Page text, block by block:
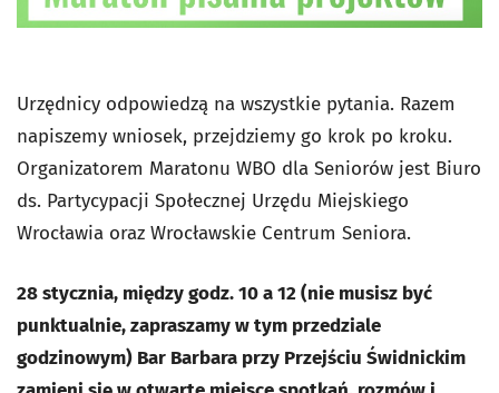
Urzędnicy odpowiedzą na wszystkie pytania. Razem
napiszemy wniosek, przejdziemy go krok po kroku.
Organizatorem Maratonu WBO dla Seniorów jest Biuro
ds. Partycypacji Społecznej Urzędu Miejskiego
Wrocławia oraz Wrocławskie Centrum Seniora.
28 stycznia, między godz. 10 a 12 (nie musisz być
punktualnie, zapraszamy w tym przedziale
godzinowym) Bar Barbara przy Przejściu Świdnickim